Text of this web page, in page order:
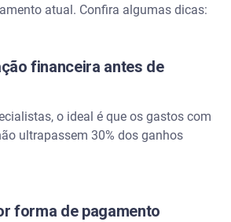
atual. Confira algumas dicas:
financeira antes de
o ideal é que os gastos com
ultrapassem 30% dos ganhos
forma de pagamento